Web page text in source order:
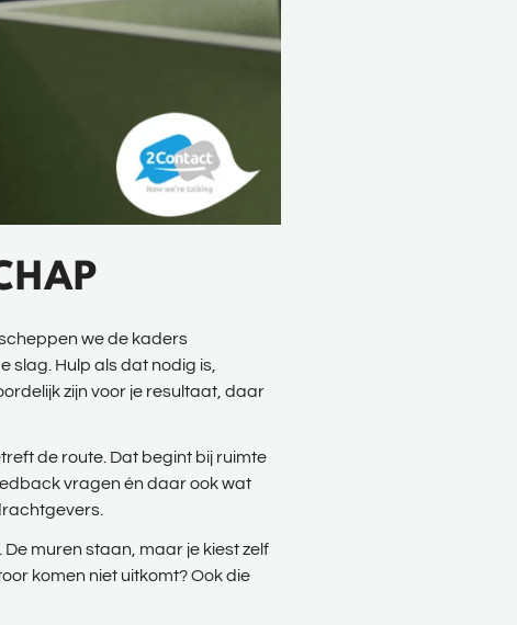
we de kaders
Hulp als dat nodig is,
zijn voor je resultaat, daar
de route. Dat begint bij ruimte
vragen én daar ook wat
muren staan, maar je kiest zelf
komen niet uitkomt? Ook die